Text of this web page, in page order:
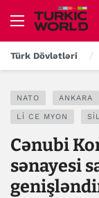
Türk Dövlətləri
NATO ANKARA
LI CE MYON
Cənubi
sənayesi